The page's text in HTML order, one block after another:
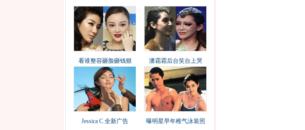
看谁整容砸脸砸钱狠 潘霜霜后台笑台上哭
Jessica C.全新广告 曝明星早年稚气泳装照